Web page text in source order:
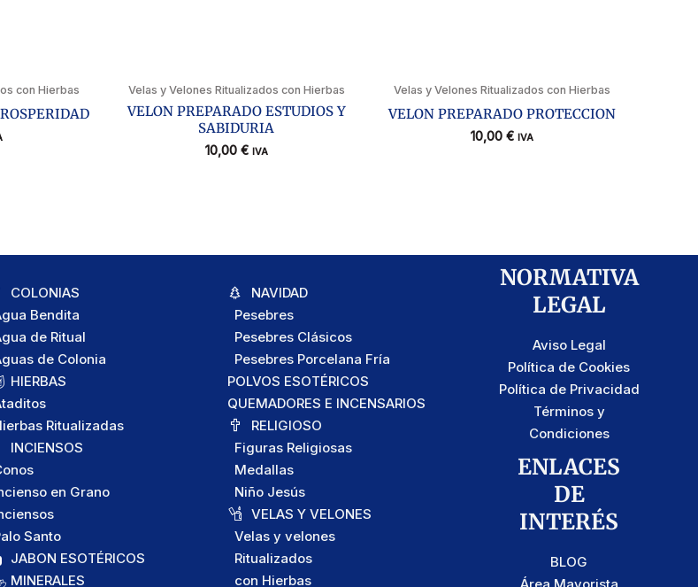
con Hierbas Velas y Velones Ritualizados con Hierbas
VELON PREPARADO ESTUDIOS Y
SABIDURIA
10,00 € IVA
Velas y Velones Ritualizados con Hierbas
VELON PREPARADO PROTECCION
10,00 € IVA
COLONIAS
Bendita
de Ritual
de Colonia
HIERBAS
Ritualizadas
INCIENSOS
en Grano
Santo
JABON ESOTÉRICOS
MINERALES
NAVIDAD
Pesebres
Pesebres Clásicos
Pesebres Porcelana Fría
POLVOS ESOTÉRICOS
QUEMADORES E INCENSARIOS
RELIGIOSO
Figuras Religiosas
Medallas
Niño Jesús
VELAS Y VELONES
Velas y velones
Ritualizados
con Hierbas
NORMATIVA
LEGAL
Aviso Legal
Política de Cookies
Política de Privacidad
Términos y
Condiciones
ENLACES
DE
INTERÉS
BLOG